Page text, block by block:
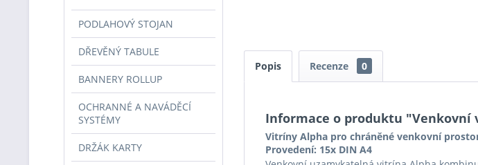
PODLAHOVÝ STOJAN
DŘEVĚNÝ TABULE
BANNERY ROLLUP
OCHRANNÉ A NAVÁDĚCÍ
SYSTÉMY
DRŽÁK KARTY
Popis Recenze 0
Informace o produktu "Venkovní
Vitríny Alpha pro chráněné venkovní
Provedení: 15x DIN A4